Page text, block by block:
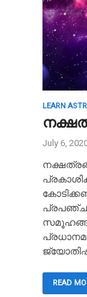
LEARN
July 6,
READ